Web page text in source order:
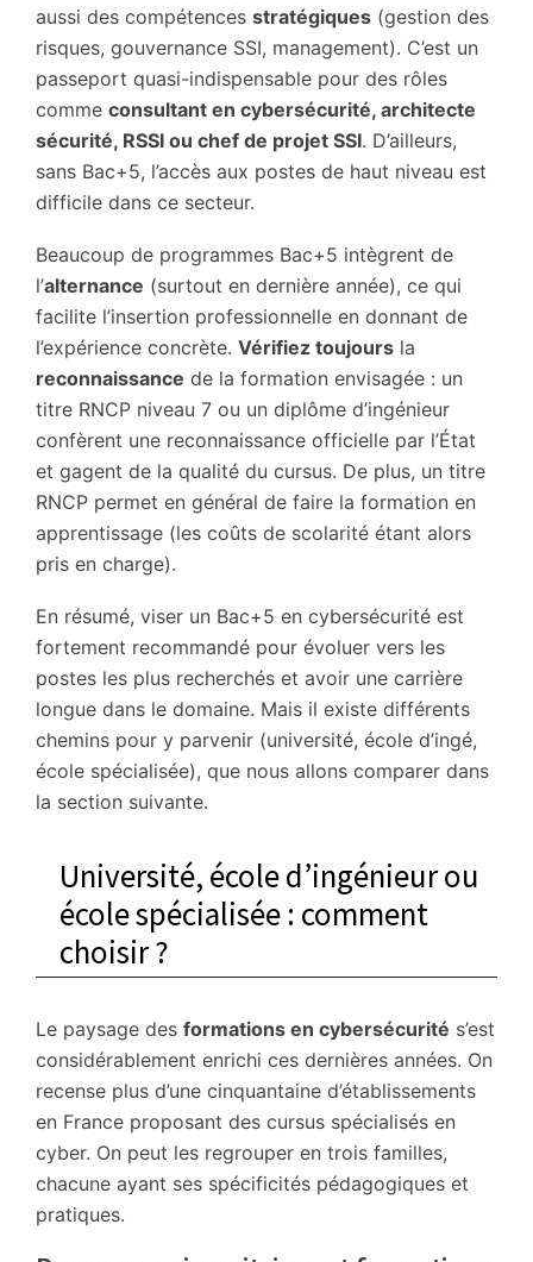
aussi des compétences stratégiques (gestion des
risques, gouvernance SSI, management). C’est un
passeport quasi-indispensable pour des rôles
comme consultant en cybersécurité, architecte
sécurité, RSSI ou chef de projet SSI. D’ailleurs,
sans Bac+5, l’accès aux postes de haut niveau est
difficile dans ce secteur.
Beaucoup de programmes Bac+5 intègrent de
l’alternance (surtout en dernière année), ce qui
facilite l’insertion professionnelle en donnant de
l’expérience concrète. Vérifiez toujours la
reconnaissance de la formation envisagée : un
titre RNCP niveau 7 ou un diplôme d’ingénieur
confèrent une reconnaissance officielle par l’État
et gagent de la qualité du cursus. De plus, un titre
RNCP permet en général de faire la formation en
apprentissage (les coûts de scolarité étant alors
pris en charge).
En résumé, viser un Bac+5 en cybersécurité est
fortement recommandé pour évoluer vers les
postes les plus recherchés et avoir une carrière
longue dans le domaine. Mais il existe différents
chemins pour y parvenir (université, école d’ingé,
école spécialisée), que nous allons comparer dans
la section suivante.
Université, école d’ingénieur ou
école spécialisée : comment
choisir ?
Le paysage des formations en cybersécurité s’est
considérablement enrichi ces dernières années. On
recense plus d’une cinquantaine d’établissements
en France proposant des cursus spécialisés en
cyber. On peut les regrouper en trois familles,
chacune ayant ses spécificités pédagogiques et
pratiques.